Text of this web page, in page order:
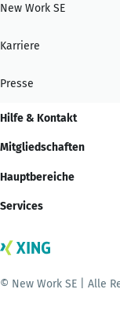
New Work SE
Karriere
Presse
Hilfe & Kontakt
Mitgliedschaften
Hauptbereiche
Services
© New Work SE | Alle